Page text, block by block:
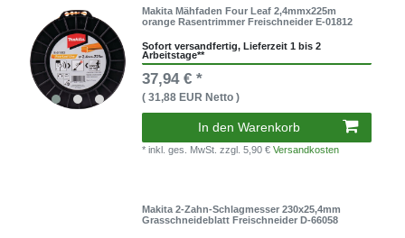
Makita Mähfaden Four Leaf 2,4mmx225m
orange Rasentrimmer Freischneider E-01812
Sofort versandfertig, Lieferzeit 1 bis 2
Arbeitstage**
37,94 € *
( 31,88 EUR Netto )
In den Warenkorb
* inkl. ges. MwSt.zzgl. 5,90 €Versandkosten
Makita 2-Zahn-Schlagmesser 230x25,4mm
Grasschneideblatt Freischneider D-66058